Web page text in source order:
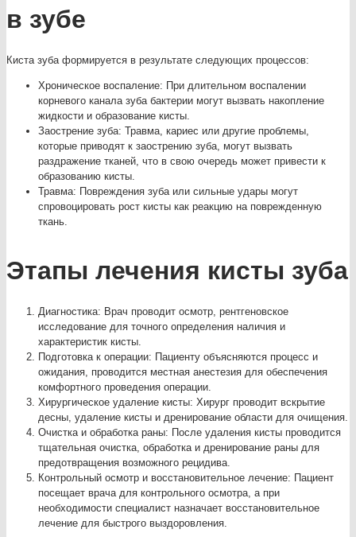
в зубе
Киста зуба формируется в результате следующих процессов:
Хроническое воспаление: При длительном воспалении
корневого канала зуба бактерии могут вызвать накопление
жидкости и образование кисты.
Заострение зуба: Травма, кариес или другие проблемы,
которые приводят к заострению зуба, могут вызвать
раздражение тканей, что в свою очередь может привести к
образованию кисты.
Травма: Повреждения зуба или сильные удары могут
спровоцировать рост кисты как реакцию на поврежденную
ткань.
Этапы лечения кисты зуба
Диагностика: Врач проводит осмотр, рентгеновское
исследование для точного определения наличия и
характеристик кисты.
Подготовка к операции: Пациенту объясняются процесс и
ожидания, проводится местная анестезия для обеспечения
комфортного проведения операции.
Хирургическое удаление кисты: Хирург проводит вскрытие
десны, удаление кисты и дренирование области для очищения.
Очистка и обработка раны: После удаления кисты проводится
тщательная очистка, обработка и дренирование раны для
предотвращения возможного рецидива.
Контрольный осмотр и восстановительное лечение: Пациент
посещает врача для контрольного осмотра, а при
необходимости специалист назначает восстановительное
лечение для быстрого выздоровления.